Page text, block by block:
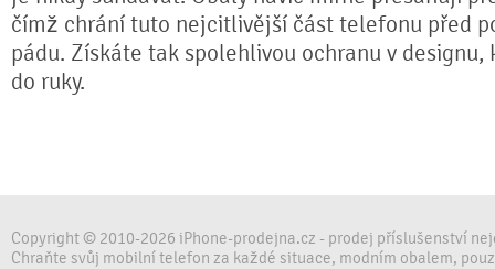
čímž chrání tuto nejcitlivější část telefonu před
pádu. Získáte tak spolehlivou ochranu v designu,
do ruky.
Copyright © 2010-2026 iPhone-prodejna.cz - prodej příslušenství
Chraňte svůj mobilní telefon za každé situace, modním obalem,